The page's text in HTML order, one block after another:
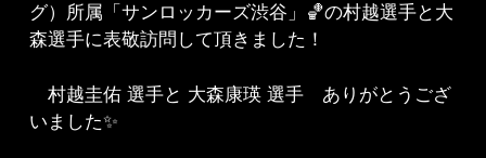
グ）所属「サンロッカーズ渋谷」🏀の村越選手と大
森選手に表敬訪問して頂きました！
村越圭佑 選手と 大森康瑛 選手 ありがとうござ
いました✨